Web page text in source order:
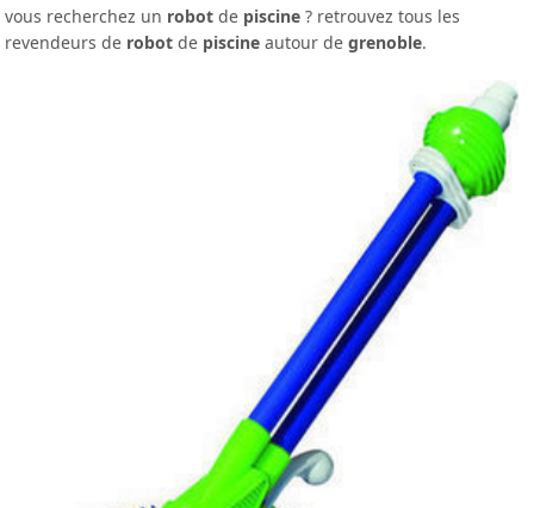
vous recherchez un robot de piscine ? retrouvez tous les
revendeurs de robot de piscine autour degrenoble.